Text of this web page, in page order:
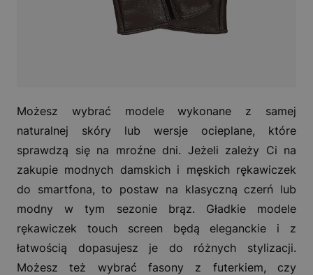
Możesz wybrać modele wykonane z samej
naturalnej skóry lub wersje ocieplane, które
sprawdzą się na mroźne dni. Jeżeli zależy Ci na
zakupie modnych damskich i męskich rękawiczek
do smartfona, to postaw na klasyczną czerń lub
modny w tym sezonie brąz. Gładkie modele
rękawiczek touch screen będą eleganckie i z
łatwością dopasujesz je do różnych stylizacji.
Możesz też wybrać fasony z futerkiem, czy